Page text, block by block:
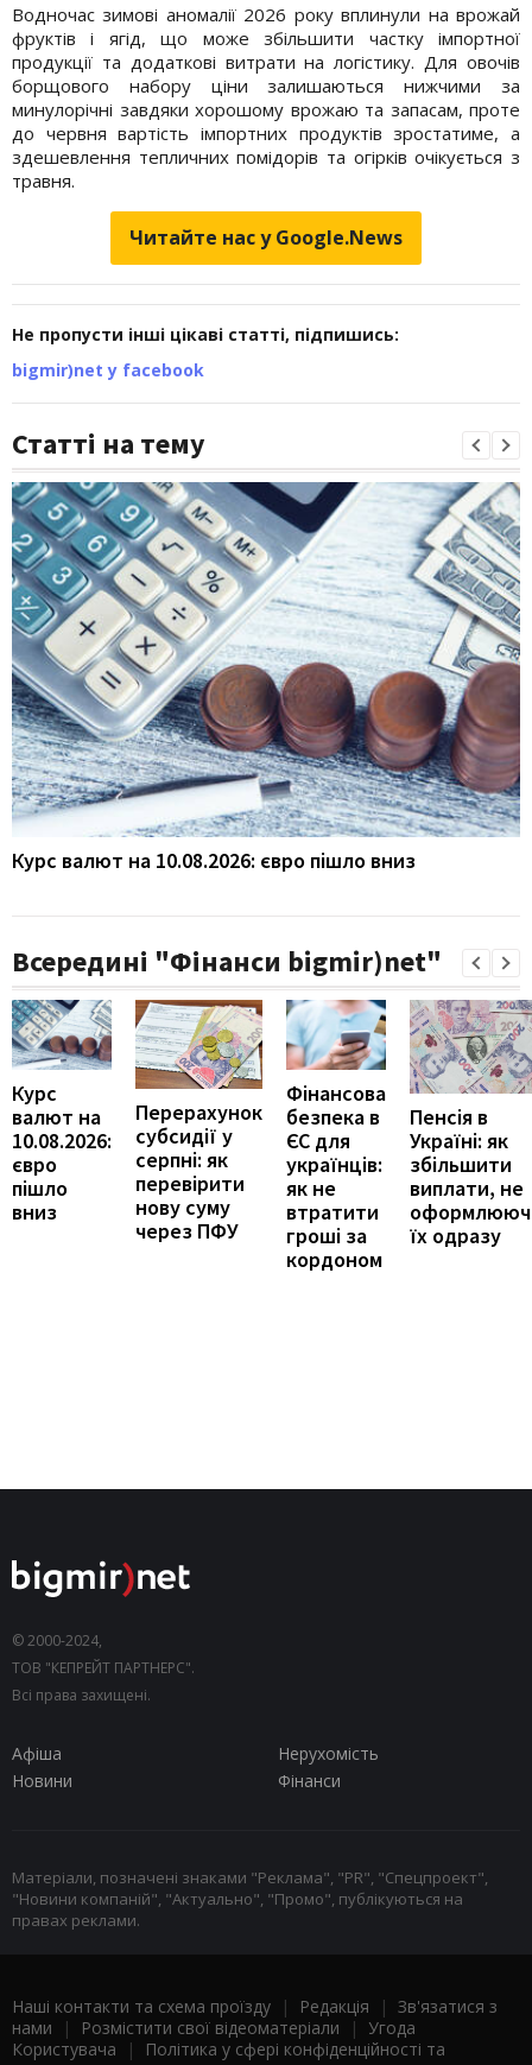
Водночас зимові аномалії 2026 року вплинули на врожай
фруктів і ягід, що може збільшити частку імпортної
продукції та додаткові витрати на логістику. Для овочів
борщового набору ціни залишаються нижчими за
минулорічні завдяки хорошому врожаю та запасам, проте
до червня вартість імпортних продуктів зростатиме, а
здешевлення тепличних помідорів та огірків очікується з
травня.
Читайте нас у Google.News
Не пропусти інші цікаві статті, підпишись:
bigmir)net у facebook
Статті на тему
Курс валют на 10.08.2026: євро пішло вниз
Всередині "Фінанси bigmir)net"
Курс
валют на
10.08.2026:
євро
пішло
вниз
Перерахунок
субсидії у
серпні: як
перевірити
нову суму
через ПФУ
Фінансова
безпека в
ЄС для
українців:
як не
втратити
гроші за
кордоном
Пенсія в
Україні: як
збільшити
виплати, не
їх одразу
© 2000-2024,
ТОВ "КЕПРЕЙТ ПАРТНЕРС".
Всі права захищені.
Афіша
Нерухомість
Новини
Фінанси
Матеріали, позначені знаками "Реклама", "PR", "Спецпроект",
"Новини компаній", "Актуально", "Промо", публікуються на
правах реклами.
Наші контакти та схема проїзду | Редакція | Зв'язатися з
нами | Розмістити свої відеоматеріали | Угода
Користувача |
Політика у сфері конфіденційності та